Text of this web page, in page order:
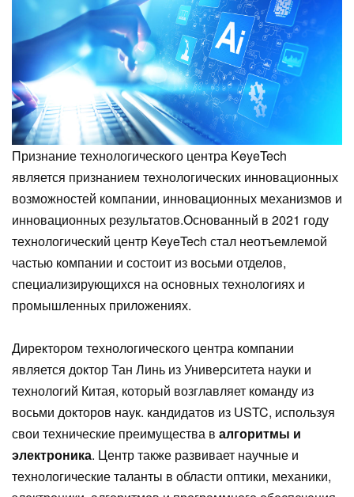
Признание технологического центра KeyeTech
является признанием технологических инновационных
возможностей компании, инновационных механизмов и
инновационных результатов.Основанный в 2021 году
технологический центр KeyeTech стал неотъемлемой
частью компании и состоит из восьми отделов,
специализирующихся на основных технологиях и
промышленных приложениях.
Директором технологического центра компании
является доктор Тан Линь из Университета науки и
технологий Китая, который возглавляет команду из
восьми докторов наук. кандидатов из USTC, используя
свои технические преимущества в алгоритмы и
электроника. Центр также развивает научные и
технологические таланты в области оптики, механики,